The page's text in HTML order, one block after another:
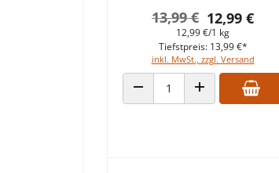
12,99 €
13,99 €
12,99 €/1 kg
inkl. MwSt., zzgl. Versand
Tiefstpreis: 13,99 €*
ANZAHL VERRINGERNANZAHL ERHÖHEN